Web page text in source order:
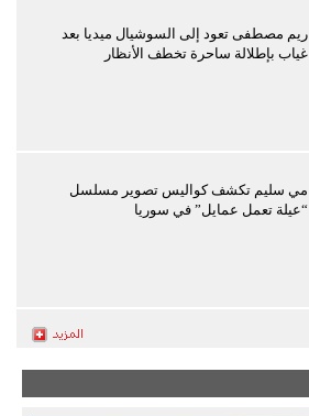
ريم مصطفى تعود إلى السوشيال ميديا بعد
غياب بإطلالة ساحرة تخطف الأنظار
مي سليم تكشف كواليس تصوير مسلسل
“عيلة تعمل عمايل” في سوريا